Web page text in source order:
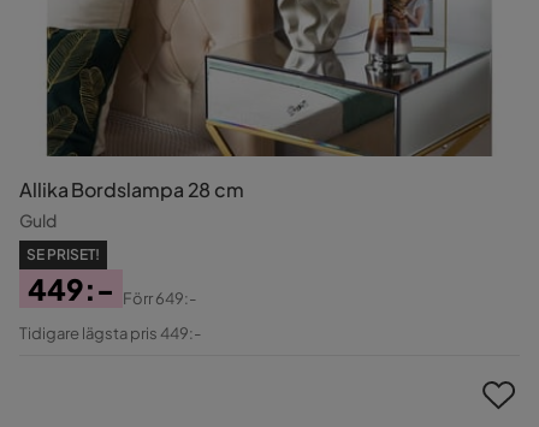
Allika Bordslampa 28 cm
Guld
SE PRISET!
Pris
449:-
Original
Förr649:-
Tidigare lägsta pris 449:-